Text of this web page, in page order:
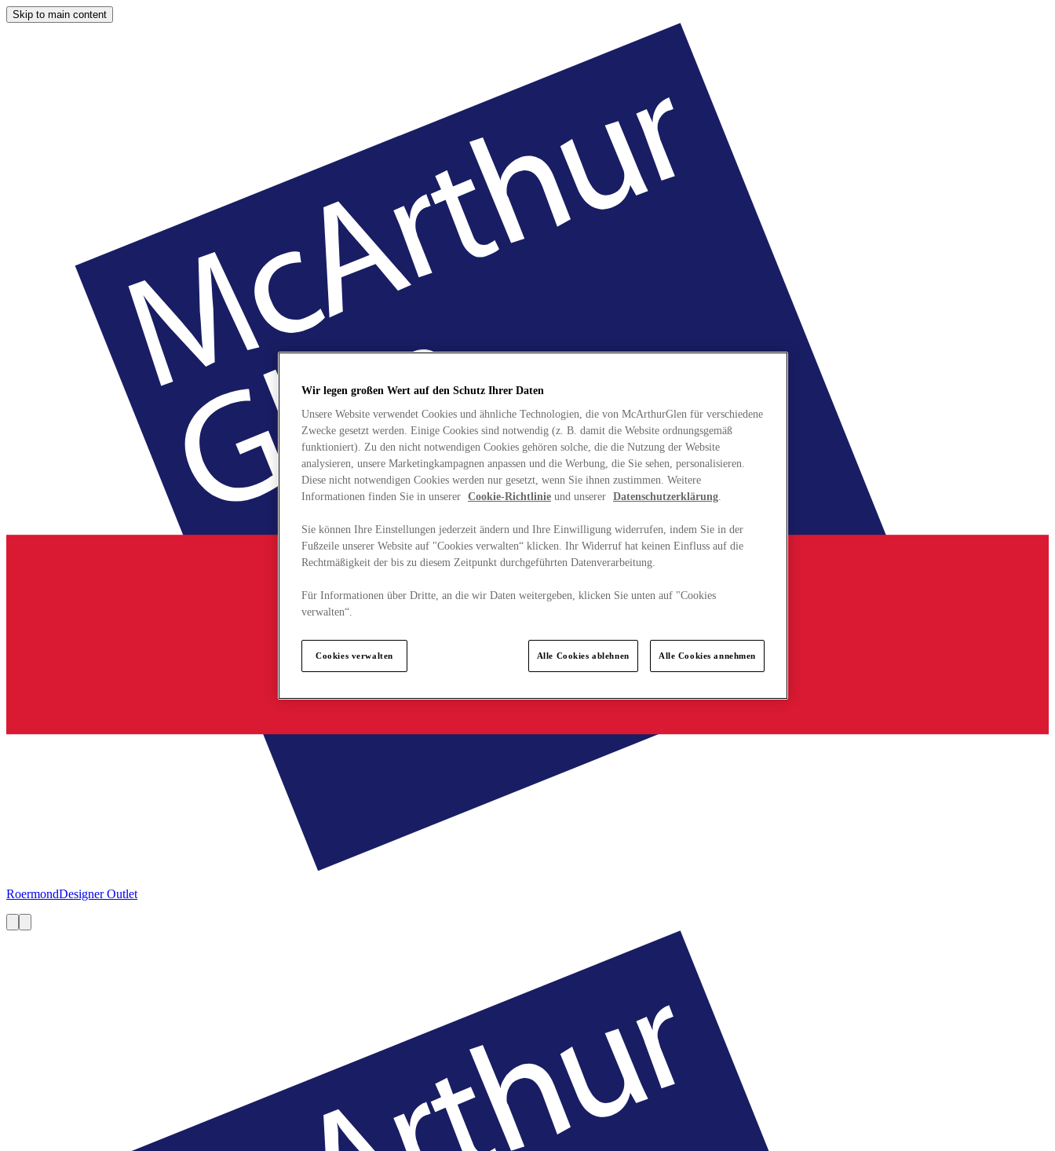
Skip to main content
RoermondDesigner Outlet
Wir legen großen Wert auf den Schutz Ihrer Daten
Unsere Website verwendet Cookies und ähnliche Technologien, die von McArthurGlen für verschiedene
Zwecke gesetzt werden. Einige Cookies sind notwendig (z. B. damit die Website ordnungsgemäß
funktioniert). Zu den nicht notwendigen Cookies gehören solche, die die Nutzung der Website
analysieren, unsere Marketingkampagnen anpassen und die Werbung, die Sie sehen, personalisieren.
Diese nicht notwendigen Cookies werden nur gesetzt, wenn Sie ihnen zustimmen. Weitere
Informationen finden Sie in unserer Cookie-Richtlinie und unserer Datenschutzerklärung.
Sie können Ihre Einstellungen jederzeit ändern und Ihre Einwilligung widerrufen, indem Sie in der
Fußzeile unserer Website auf "Cookies verwalten“ klicken. Ihr Widerruf hat keinen Einfluss auf die
Rechtmäßigkeit der bis zu diesem Zeitpunkt durchgeführten Datenverarbeitung.
Für Informationen über Dritte, an die wir Daten weitergeben, klicken Sie unten auf "Cookies
verwalten“.
Cookies verwalten Alle Cookies ablehnen Alle Cookies annehmen